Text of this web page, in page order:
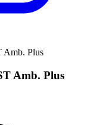
Amb. Plus
Amb. Plus